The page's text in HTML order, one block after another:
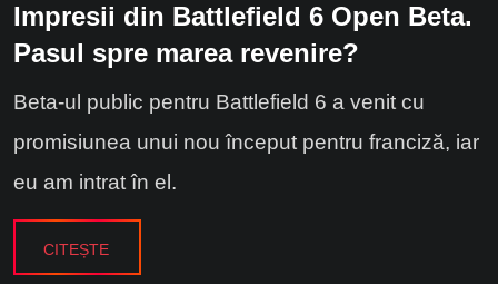
Impresii din Battlefield 6 Open Beta.
Pasul spre marea revenire?
Beta-ul public pentru Battlefield 6 a venit cu
promisiunea unui nou început pentru franciză, iar
eu am intrat în el.
CITEȘTE